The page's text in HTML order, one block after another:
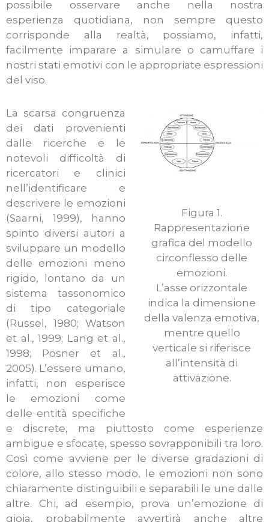
possibile osservare anche nella nostra
esperienza quotidiana, non sempre questo
corrisponde alla realtà, possiamo, infatti,
facilmente imparare a simulare o camuffare i
nostri stati emotivi con le appropriate espressioni
del viso.
Figura 1.
Rappresentazione
grafica del modello
circonflesso delle
emozioni.
L’asse orizzontale
indica la dimensione
della valenza emotiva,
mentre quello
verticale si riferisce
all’intensità di
attivazione.
La scarsa congruenza
dei dati provenienti
dalle ricerche e le
notevoli difficoltà di
ricercatori e clinici
nell’identificare e
descrivere le emozioni
(Saarni, 1999), hanno
spinto diversi autori a
sviluppare un modello
delle emozioni meno
rigido, lontano da un
sistema tassonomico
di tipo categoriale
(Russel, 1980; Watson
et al., 1999; Lang et al.,
1998; Posner et al.,
2005). L’essere umano,
infatti, non esperisce
le emozioni come
delle entità specifiche
e discrete, ma piuttosto come esperienze
ambigue e sfocate, spesso sovrapponibili tra loro.
Così come avviene per le diverse gradazioni di
colore, allo stesso modo, le emozioni non sono
chiaramente distinguibili e separabili le une dalle
altre. Chi, ad esempio, prova un’emozione di
gioia, probabilmente avvertirà anche altre